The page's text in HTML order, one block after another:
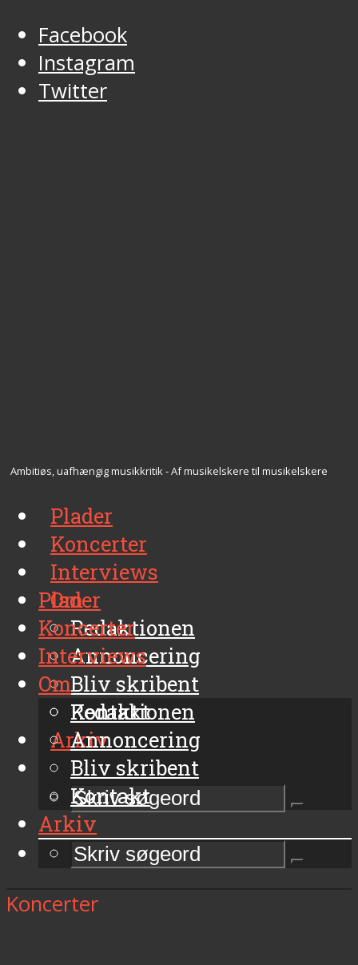
Facebook
Instagram
Twitter
Ambitiøs, uafhængig musikkritik - Af musikelskere til musikelskere
Plader
Koncerter
Interviews
Om
Redaktionen
Annoncering
Bliv skribent
Kontakt
Arkiv
Plader
Koncerter
Interviews
Om
Redaktionen
Annoncering
Bliv skribent
Kontakt
Arkiv
Koncerter